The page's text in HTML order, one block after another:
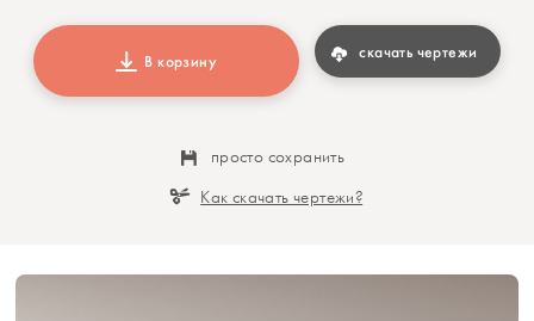
В корзину скачать чертежи
просто сохранить
Как скачать чертежи?